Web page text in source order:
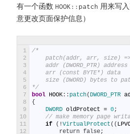
有一个函数HOOK::patch 用来写
意更改页面保护信息）
1
2
3
4
5
6
7
8
9
10
11
12
/*
patch(addr, arr, size) =>
addr (DWORD_PTR)
arr (const BYTE*) data
size (DWORD) bytes to
*/
bool HOOK : : patch( DWORD_PTR
{
DWORD oldProtect = 0;
// make memory page
if
( !VirtualProtect ( (
return false;